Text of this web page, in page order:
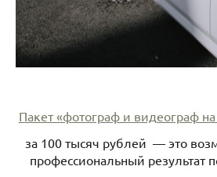
Пакет «фотограф и видеограф
за 100 тысяч рублей — это
профессиональный результат